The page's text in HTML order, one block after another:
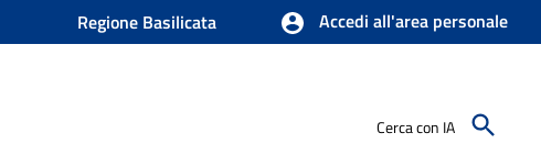
Regione Basilicata Accedi all'area personale
Cerca con IA